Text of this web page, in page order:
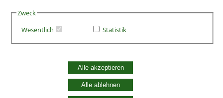
Zweck
Wesentlich
Statistik
Alle akzeptieren
Alle ablehnen
AGB
Vertrag widerrufen
Datenschutzerklärung
Zahlung und Versand
Batterieentsorgung